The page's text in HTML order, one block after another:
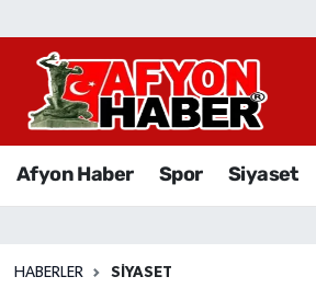
Afyon Haber Spor Siyaset
HABERLER SIYASET
Afyon Haber